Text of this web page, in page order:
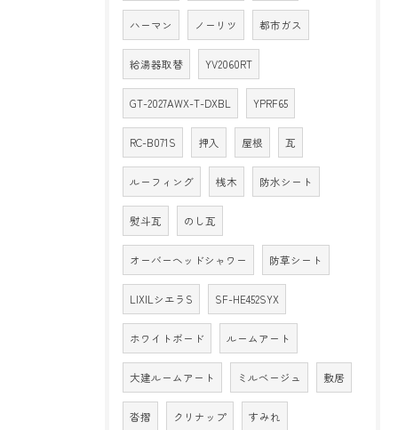
ハーマン ノーリツ 都市ガス
給湯器取替 YV2060RT
GT-2027AWX-T-DXBL YPRF65
RC-B071S 押入 屋根 瓦
ルーフィング 桟木 防水シート
熨斗瓦 のし瓦
オーバーヘッドシャワー 防草シート
LIXILシエラS SF-HE452SYX
ホワイトボード ルームアート
大建ルームアート ミルベージュ 敷居
沓摺 クリナップ すみれ